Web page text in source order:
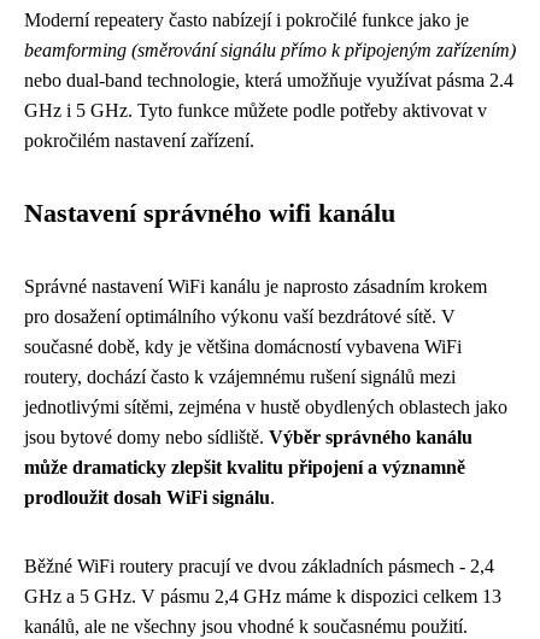
Moderní repeatery často nabízejí i pokročilé funkce jako je
beamforming (směrování signálu přímo k připojeným zařízením)
nebo dual-band technologie, která umožňuje využívat pásma 2.4
GHz i 5 GHz. Tyto funkce můžete podle potřeby aktivovat v
pokročilém nastavení zařízení.
Nastavení správného wifi kanálu
Správné nastavení WiFi kanálu je naprosto zásadním krokem
pro dosažení optimálního výkonu vaší bezdrátové sítě. V
současné době, kdy je většina domácností vybavena WiFi
routery, dochází často k vzájemnému rušení signálů mezi
jednotlivými sítěmi, zejména v hustě obydlených oblastech jako
jsou bytové domy nebo sídliště. Výběr správného kanálu
může dramaticky zlepšit kvalitu připojení a významně
prodloužit dosah WiFi signálu.
Běžné WiFi routery pracují ve dvou základních pásmech - 2,4
GHz a 5 GHz. V pásmu 2,4 GHz máme k dispozici celkem 13
kanálů, ale ne všechny jsou vhodné k současnému použití.